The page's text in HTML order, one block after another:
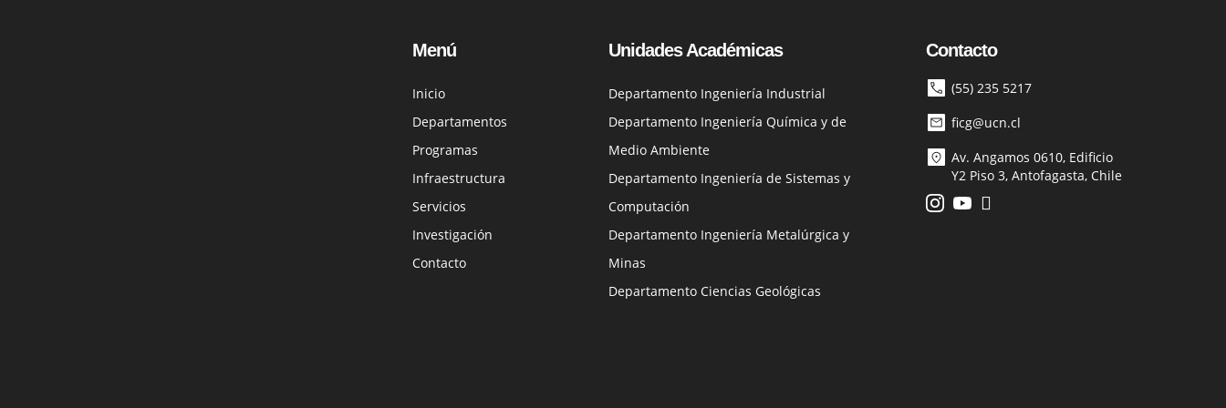
Menú
Inicio
Departamentos
Programas
Infraestructura
Servicios
Investigación
Contacto
Unidades Académicas
Departamento Ingeniería Industrial
Departamento Ingeniería Química y de
Medio Ambiente
Departamento Ingeniería de Sistemas y
Computación
Departamento Ingeniería Metalúrgica y
Minas
Departamento Ciencias Geológicas
Contacto
(55) 235 5217
ficg@ucn.cl
Av. Angamos 0610, Edificio
Y2 Piso 3, Antofagasta, Chile